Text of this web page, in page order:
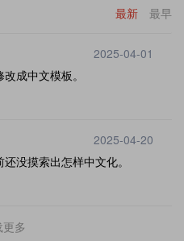
最新 最早
2025-04-01
成中文模板。
2025-04-20
没摸索出怎样中文化。
多